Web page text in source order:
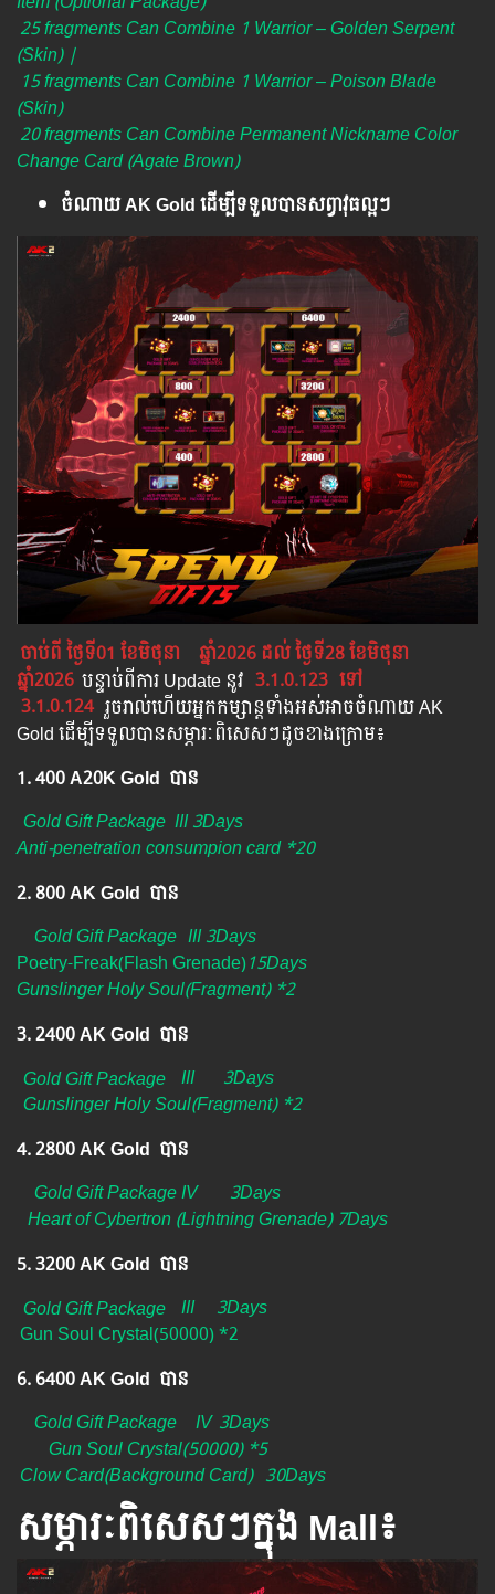
25 fragments Can Combine 1 Warrior – Golden Serpent
(Skin) |
15 fragments Can Combine 1 Warrior – Poison Blade
(Skin)
20 fragments Can Combine Permanent Nickname Color
Change Card (Agate Brown)
ចំណាយ AK Gold ដើម្បីទទួលបានសព្វាវុធល្អៗ
ចាប់ពី ថ្ងៃទី​01 ខែមិថុនា
ឆ្នាំ2026 ដល់ ថ្ងៃទី28​ ខែមិថុនា​
ឆ្នាំ2026 បន្ទាប់​​ពី​​ការ ​Update ​នូវ 3.1.0.123 ទៅ​
3.1.0.124 រួចរាល់ហើយអ្នកកម្សាន្ដទាំងអស់អាចចំណាយ AK
Gold ដើម្បីទទួលបានសម្ភារៈពិសេសៗដូចខាងក្រោម៖
1. 400 A20K Gold បាន
Gold Gift Package III 3Days
Anti-penetration consumpion card *20
2. 800 AK Gold បាន ​
Gold Gift Package III 3Days
Poetry-Freak(Flash Grenade)15Days
Gunslinger Holy Soul(Fragment) *2
3. 2400 AK Gold បាន ​
Gold Gift Package III
3Days
Gunslinger Holy Soul(Fragment) *2
4. 2800 AK Gold បាន
Gold Gift Package IV
3Days
Heart of Cybertron (Lightning Grenade) 7Days
5. 3200 AK Gold បាន
Gold Gift Package III
3Days
Gun Soul Crystal(50000) *2
6. 6400 AK Gold បាន
Gold Gift Package IV 3Days
Gun Soul Crystal(50000) *5
Clow Card(Background Card) 30Days
សម្ភារៈពិសេស​ៗ​ក្នុង Mall៖